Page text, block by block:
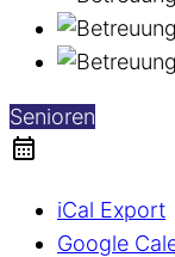
Senioren
iCal Export
Google